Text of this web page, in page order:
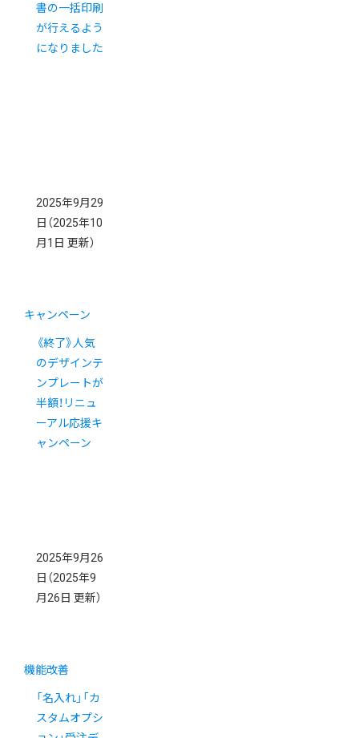
書の一括印刷
が行えるよう
になりました
2025年9月29
日 （2025年10
月1日 更新）
キャンペーン
《終了》人気
のデザインテ
ンプレートが
半額！リニュ
ーアル応援キ
ャンペーン
2025年9月26
日 （2025年9
月26日 更新）
機能改善
「名入れ」「カ
スタムオプシ